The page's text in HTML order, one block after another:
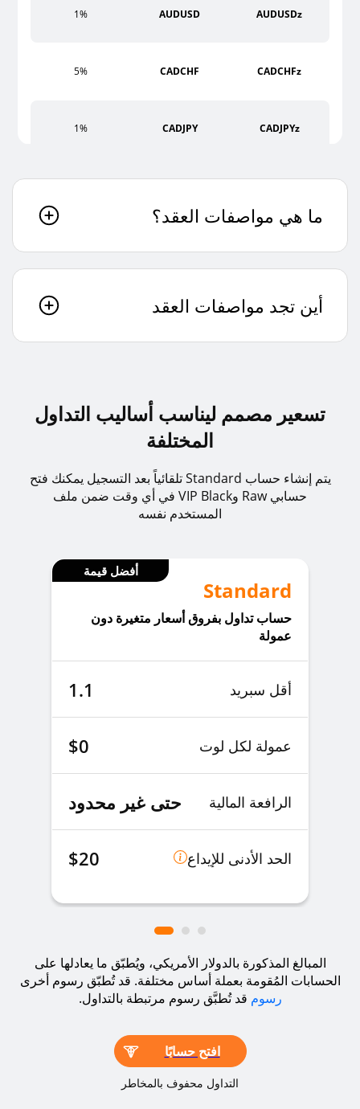
AUDUSDz
AUDUSD
1%
CADCHFz
CADCHF
5%
CADJPYz
CADJPY
1%
EURCAD
EURGBPz
EURGBP
1%
GBPSEKz
GBPSEK
EURJPYz
EURJPY
1%
EURNZDz
EURPLNz
1%
EURTRYz
1%
EURUSDz
EURUSD
1%
GBPAUD
1%
GBPCAD
GBPCHFz
GBPCHF
5%
ما هي مواصفات العقد؟
أين تجد مواصفات العقد
تسعير مصمم ليناسب أساليب التداول
المختلفة
يتم إنشاء حساب Standard تلقائياً بعد التسجيل يمكنك فتح
حسابي Raw وVIP Black في أي وقت ضمن ملف
المستخدم نفسه
أفضل قيمة
Standard
حساب تداول بفروق أسعار متغيرة دون
عمولة
أقل سبريد 1.1
عمولة لكل لوت $0
الرافعة المالية حتى غير محدود
الحد الأدنى للإيداع $20
المبالغ المذكورة بالدولار الأمريكي، ويُطبّق ما يعادلها على
الحسابات المُقومة بعملة أساس مختلفة. قد تُطبّق رسوم أخرى
رسوم قد تُطبَّق رسوم مرتبطة بالتداول.
افتح حسابًا
التداول محفوف بالمخاطر